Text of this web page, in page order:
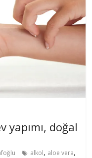
yapımı, doğal
alkol, aloe vera,